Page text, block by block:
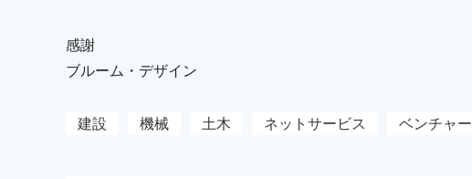
感謝
ブルーム・デザイン
建設 機械 土木 ネットサービス ベンチャー